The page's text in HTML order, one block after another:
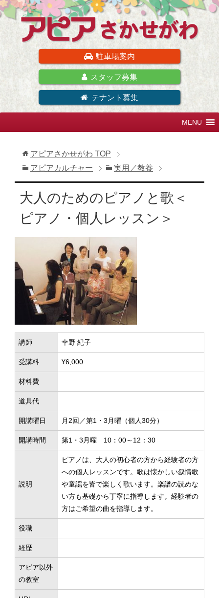
駐車場案内
スタッフ募集
テナント募集
アピアさかせがわ TOP
アピアカルチャー
実用／教養
大人のためのピアノと歌＜
ピアノ・個人レッスン＞
講師 幸野 紀子
受講料 ¥6,000
材料費
道具代
開講曜日 月2回／第1・3月曜（個人30分）
開講時間 第1・3月曜 10：00～12：30
説明
ピアノは、大人の初心者の方から経験者の方
への個人レッスンです。歌は懐かしい叙情歌
や童謡を皆で楽しく歌います。楽譜の読めな
い方も基礎から丁寧に指導します。経験者の
方はご希望の曲を指導します。
役職
経歴
アピア以外
の教室